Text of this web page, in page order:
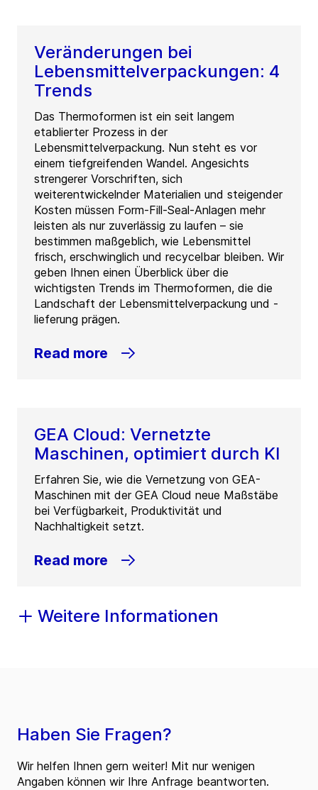
Veränderungen bei
Lebensmittelverpackungen: 4
Trends
Das Thermoformen ist ein seit langem
etablierter Prozess in der
Lebensmittelverpackung. Nun steht es vor
einem tiefgreifenden Wandel. Angesichts
strengerer Vorschriften, sich
weiterentwickelnder Materialien und steigender
Kosten müssen Form-Fill-Seal-Anlagen mehr
leisten als nur zuverlässig zu laufen – sie
bestimmen maßgeblich, wie Lebensmittel
frisch, erschwinglich und recycelbar bleiben. Wir
geben Ihnen einen Überblick über die
wichtigsten Trends im Thermoformen, die die
Landschaft der Lebensmittelverpackung und -
lieferung prägen.
Read more
GEA Cloud: Vernetzte
Maschinen, optimiert durch KI
Erfahren Sie, wie die Vernetzung von GEA-
Maschinen mit der GEA Cloud neue Maßstäbe
bei Verfügbarkeit, Produktivität und
Nachhaltigkeit setzt.
Read more
Weitere Informationen
Haben Sie Fragen?
Wir helfen Ihnen gern weiter! Mit nur wenigen
Angaben können wir Ihre Anfrage beantworten.